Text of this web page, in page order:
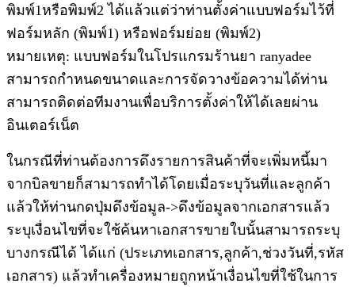
พิมพ์1หรือพิมพ์2 ได้แล้วแต่ว่าท่านตั้งค่าแบบฟอร์มไว้ที่
ฟอร์มหลัก (พิมพ์1) หรือฟอร์มย่อย (พิมพ์2)
หมายเหตุ: แบบฟอร์มในโปรแกรมร้านยา ranyadee
สามารถกำหนดขนาดและการจัดวางข้อความได้ท่าน
สามารถติดต่อทีมงานเพื่อบริการตั้งค่าให้ได้เลยผ่าน
อินเตอร์เน็ต
ในกรณีที่ท่านต้องการดึงรายการสินค้าที่จะเพิ่มหนี้มา
จากบิลขายก็สามารถทำได้โดยเมื่อระบุวันที่และลูกค้า
แล้วให้ท่านกดปุ่มดึงข้อมูล->ดึงข้อมูลจากเอกสารแล้ว
ระบุเงื่อนไขที่จะใช้ค้นหาเอกสารขายใบนั้นสามารถระบุ
บางกรณีได้ ได้แก่ (ประเภทเอกสาร,ลูกค้า,ช่วงวันที่,รหัส
เอกสาร) แล้วทำเครื่องหมายถูกหน้าเงื่อนไขที่ใช้ในการ